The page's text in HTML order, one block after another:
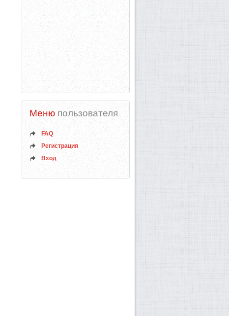
Меню пользователя
FAQ
Регистрация
Вход